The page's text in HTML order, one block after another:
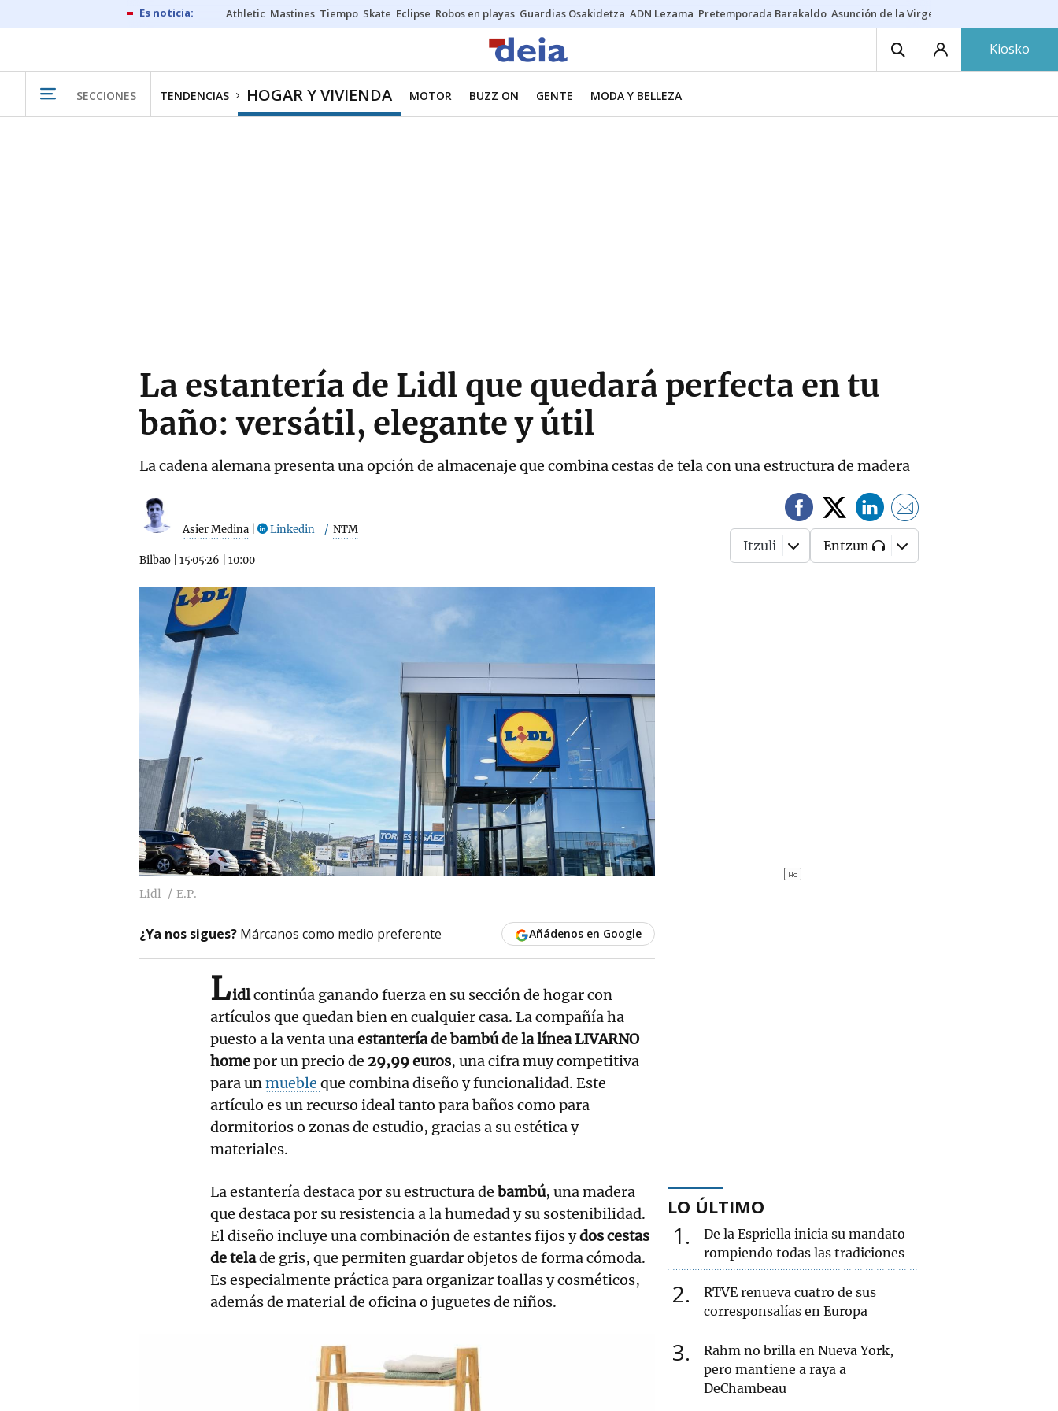
Athletic Mastines Tiempo Skate Eclipse Robos en playas Guardias Osakidetza ADN Lezama Pretemporada Barakaldo Asunción de la Virgen
Kiosko
SECCIONES TENDENCIAS HOGAR Y VIVIENDA MOTOR BUZZ ON GENTE MODA Y BELLEZA
La estantería de Lidl que quedará perfecta en tu
baño: versátil, elegante y útil
La cadena alemana presenta una opción de almacenaje que combina cestas de tela con una estructura de madera
Asier Medina Linkedin NTM
Bilbao 15·05·26 10:00
Itzuli Entzun
Lidl E.P.
¿Ya nos sigues? Márcanos como medio preferente Añádenos en Google
Lidlcontinúa ganando fuerza en su sección de hogar con
artículos que quedan bien en cualquier casa. La compañía ha
puesto a la venta unaestantería de bambú de la línea LIVARNO
homepor un precio de 29,99 euros, una cifra muy competitiva
para unmueble que combina diseño y funcionalidad. Este
artículo es un recurso ideal tanto para baños como para
dormitorios o zonas de estudio, gracias a su estética y
materiales.
La estantería destaca por su estructura de bambú, una madera
que destaca por su resistencia a la humedad y su sostenibilidad.
El diseño incluye una combinación de estantes fijos ydos cestas
de telade gris, que permiten guardar objetos de forma cómoda.
Es especialmente práctica para organizar toallas y cosméticos,
además de material de oficina o juguetes de niños.
LO ÚLTIMO
1
De la Espriella inicia su mandato
rompiendo todas las tradiciones
2
RTVE renueva cuatro de sus
corresponsalías en Europa
3
Rahm no brilla en Nueva York,
pero mantiene a raya a
DeChambeau